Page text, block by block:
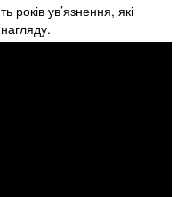
років ув’язнення, які